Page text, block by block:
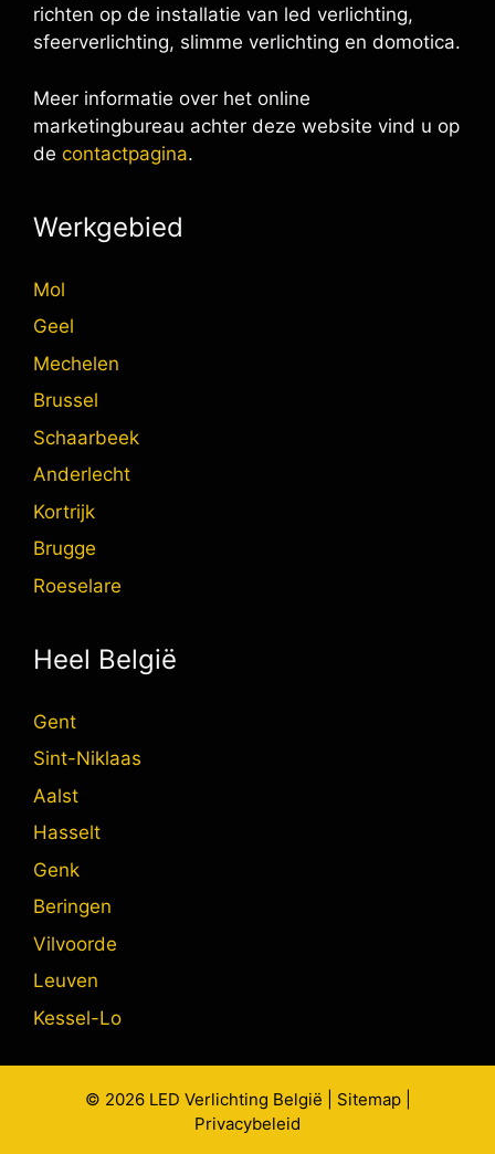
richten op de installatie van led verlichting,
sfeerverlichting, slimme verlichting en domotica.
Meer informatie over het online
marketingbureau achter deze website vind u op
de contactpagina.
Werkgebied
Mol
Geel
Mechelen
Brussel
Schaarbeek
Anderlecht
Kortrijk
Brugge
Roeselare
Heel België
Gent
Sint-Niklaas
Aalst
Hasselt
Genk
Beringen
Vilvoorde
Leuven
Kessel-Lo
© 2026 LED Verlichting België | Sitemap|
Privacybeleid